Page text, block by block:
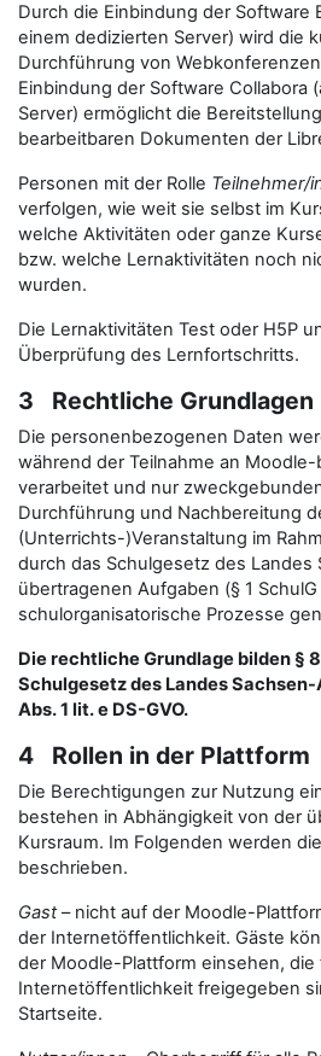
Durch die Einbindung der Software
einem dedizierten Server) wird die
Durchführung von
Einbindung der Software Collabora
Server) ermöglicht die
bearbeitbaren Dokumenten der
Personen mit der Rolle Teilnehmer/
verfolgen, wie weit sie selbst im
welche Aktivitäten oder ganze
bzw. welche Lernaktivitäten noch
wurden.
Die Lernaktivitäten Test oder H5P
Überprüfung des Lernfortschritts.
3 Rechtliche Grundlagen
Die personenbezogenen Daten
während der Teilnahme an
verarbeitet und nur
Durchführung und Nachbereitung
(Unterrichts-)Veranstaltung im
durch das Schulgesetz des Landes
übertragenen Aufgaben (§ 1
schulorganisatorische Prozesse
Die rechtliche Grundlage bilden §
Schulgesetz des Landes Sachsen-
Abs. 1 lit. e DS-GVO.
4 Rollen in der Plattform
Die Berechtigungen zur Nutzung
bestehen in Abhängigkeit von der
Kursraum. Im Folgenden werden
beschrieben.
Gast– nicht auf der Moodle-
der Internetöffentlichkeit. Gäste
der Moodle-Plattform einsehen, die
Internetöffentlichkeit freigegeben
Startseite.